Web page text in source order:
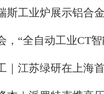
斯工业炉展示铝合
，“全自动工业CT
｜江苏绿研在上海